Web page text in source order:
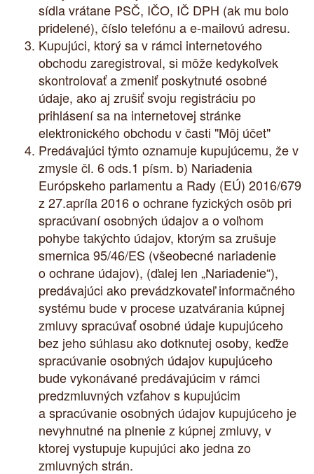
sídla vrátane PSČ, IČO, IČ DPH (ak mu bolo
pridelené), číslo telefónu a e-mailovú adresu.
Kupujúci, ktorý sa v rámci internetového
obchodu zaregistroval, si môže kedykoľvek
skontrolovať a zmeniť poskytnuté osobné
údaje, ako aj zrušiť svoju registráciu po
prihlásení sa na internetovej stránke
elektronického obchodu v časti "Môj účet"
Predávajúci týmto oznamuje kupujúcemu, že v
zmysle čl. 6 ods.1 písm. b) Nariadenia
Európskeho parlamentu a Rady (EÚ) 2016/679
z 27.apríla 2016 o ochrane fyzických osôb pri
spracúvaní osobných údajov a o voľnom
pohybe takýchto údajov, ktorým sa zrušuje
smernica 95/46/ES (všeobecné nariadenie
o ochrane údajov), (ďalej len „Nariadenie“),
predávajúci ako prevádzkovateľ informačného
systému bude v procese uzatvárania kúpnej
zmluvy spracúvať osobné údaje kupujúceho
bez jeho súhlasu ako dotknutej osoby, keďže
spracúvanie osobných údajov kupujúceho
bude vykonávané predávajúcim v rámci
predzmluvných vzťahov s kupujúcim
a spracúvanie osobných údajov kupujúceho je
nevyhnutné na plnenie z kúpnej zmluvy, v
ktorej vystupuje kupujúci ako jedna zo
zmluvných strán.